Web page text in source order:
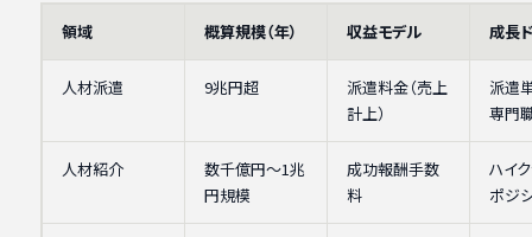
領域 概算規模（年） 収益モデル 成長
人材派遣 9兆円超
派遣料金（売上
計上）
派遣
専門
人材紹介
数千億円〜1兆
円規模
成功報酬手数
料
ハイ
ポジ